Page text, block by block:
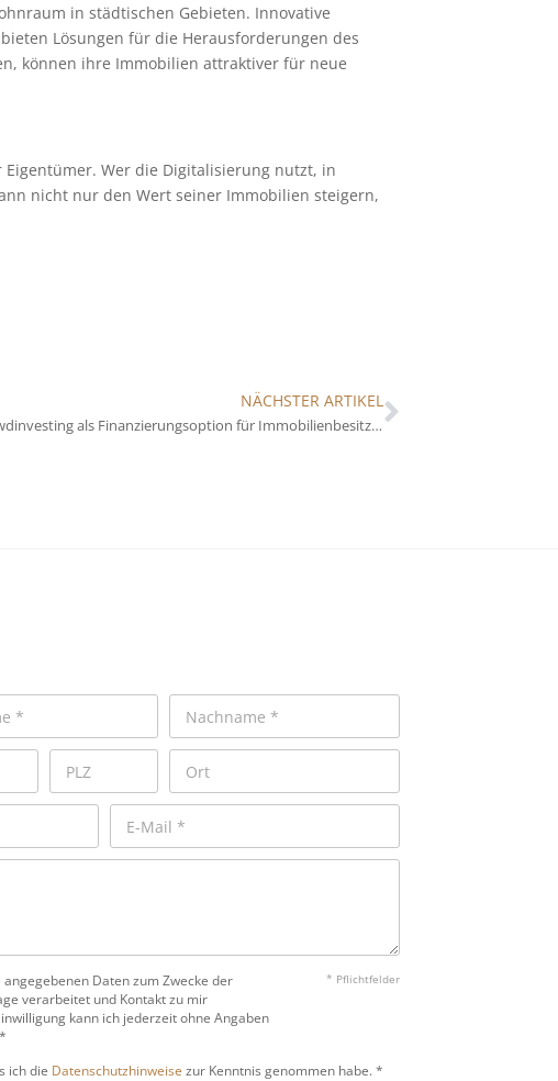
in städtischen Gebieten. Innovative
Lösungen für die Herausforderungen des
können ihre Immobilien attraktiver für neue
Wer die Digitalisierung nutzt, in
nicht nur den Wert seiner Immobilien steigern,
NÄCHSTER ARTIKEL
Crowdinvesting als Finanzierungsoption für Immobilienbesitzer
Daten zum Zwecke der
verarbeitet und Kontakt zu mir
kann ich jederzeit ohne Angaben
* Pflichtfelder
ich die Datenschutzhinweise zur Kenntnis genommen habe. *